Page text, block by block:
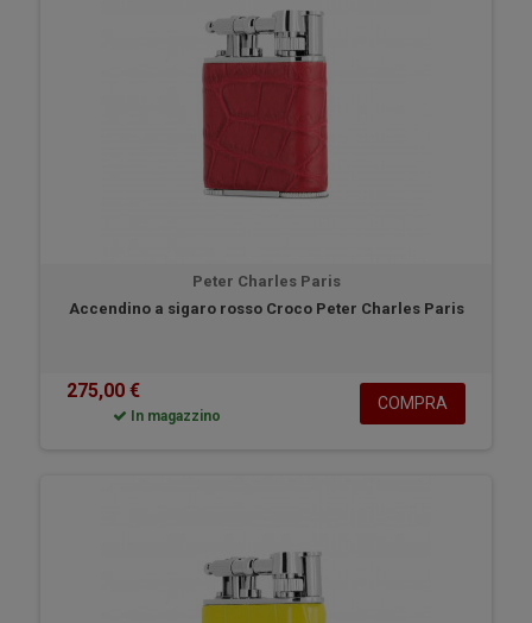
Peter Charles Paris
Accendino a sigaro rosso Croco Peter Charles Paris
275,00 €
In magazzino
COMPRA